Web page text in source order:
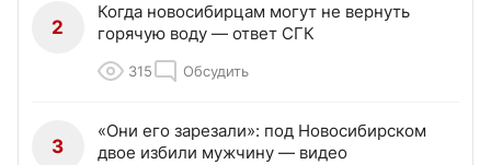
2
Когда новосибирцам могут не вернуть
горячую воду — ответ СГК
315 Обсудить
3
«Они его зарезали»: под Новосибирском
двое избили мужчину — видео